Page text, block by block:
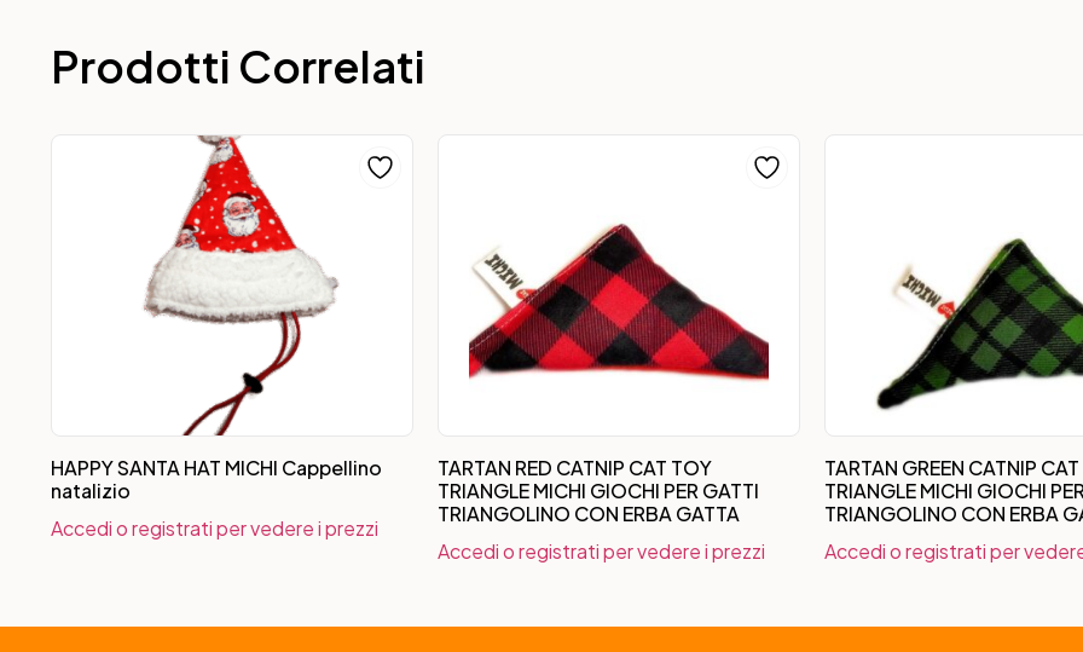
Prodotti Correlati
HAPPY SANTA HAT MICHI Cappellino
natalizio
Accedi o registrati per vedere i prezzi
TARTAN RED CATNIP CAT TOY
TRIANGLE MICHI GIOCHI PER GATTI
TRIANGOLINO CON ERBA GATTA
Accedi o registrati per vedere i prezzi
TARTAN GREEN CATNIP
TRIANGLE MICHI GIOCHI
TRIANGOLINO CON ERBA
Accedi o registrati per